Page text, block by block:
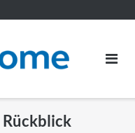
Rückblick